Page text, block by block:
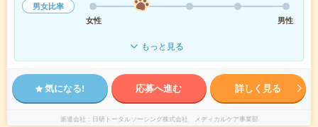
男女比率
女性
男性
もっと見る
気になる! 応募へ進む 詳しく見る
派遣会社 日研トータルソーシング株式会社 メディカルケア事業部